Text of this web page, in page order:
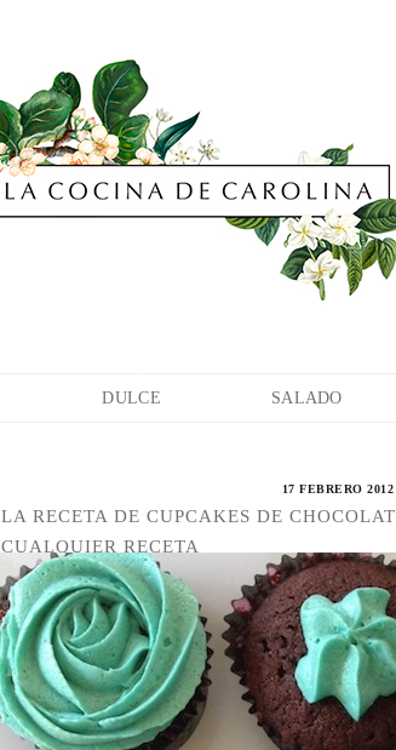
DULCE SALADO
17 FEBRERO 2012
LA RECETA DE CUPCAKES DE
CUALQUIER RECETA